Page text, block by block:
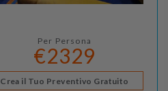
Per Persona
€2329
Crea il Tuo Preventivo Gratuito